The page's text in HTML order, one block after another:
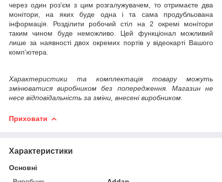
через один роз'єм з цим розгалужувачем, то отримаєте два
монітори, на яких буде одна і та сама продубльована
інформація. Розділити робочий стіл на 2 окремі монітори
таким чином буде неможливо. Цей функціонал можливий
лише за наявності двох окремих портів у відеокарті Вашого
комп'ютера.
Характеристики та комплектація товару можуть
змінюватися виробником без попередження. Магазин не
несе відповідальність за зміни, внесені виробником.
Приховати
Характеристики
Основні